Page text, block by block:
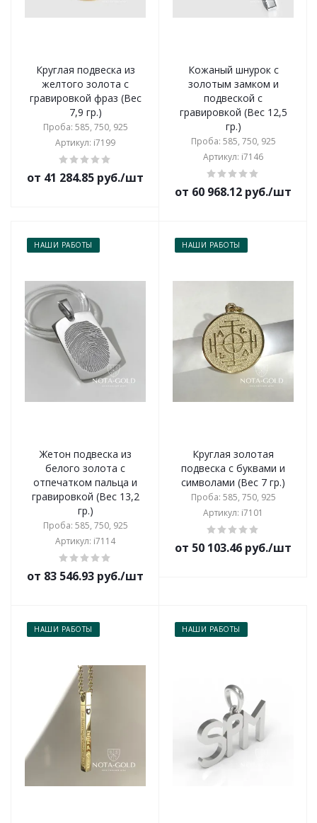
Круглая подвеска из
желтого золота с
гравировкой фраз (Вес
7,9 гр.)
Проба: 585, 750, 925
Артикул: i7199
от 41 284.85 руб./шт
Кожаный шнурок с
золотым замком и
подвеской с
гравировкой (Вес 12,5
гр.)
Проба: 585, 750, 925
Артикул: i7146
от 60 968.12 руб./шт
НАШИ РАБОТЫ
Жетон подвеска из
белого золота с
отпечатком пальца и
гравировкой (Вес 13,2
гр.)
Проба: 585, 750, 925
Артикул: i7114
от 83 546.93 руб./шт
НАШИ РАБОТЫ
Круглая золотая
подвеска с буквами и
символами (Вес 7 гр.)
Проба: 585, 750, 925
Артикул: i7101
от 50 103.46 руб./шт
НАШИ РАБОТЫ НАШИ РАБОТЫ